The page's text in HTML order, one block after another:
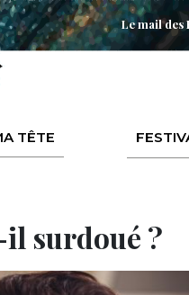
Le mail des
TÊTE
surdoué ?